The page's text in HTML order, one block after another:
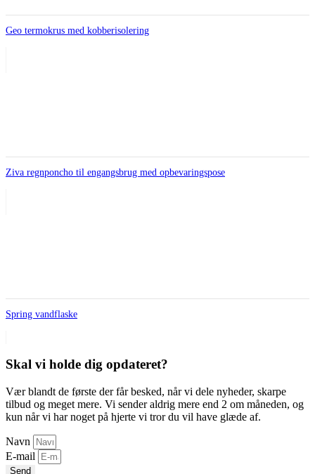
Geo termokrus med kobberisolering
Ziva regnponcho til engangsbrug med opbevaringspose
Spring vandflaske
Skal vi holde dig opdateret?
Vær blandt de første der får besked, når vi dele nyheder, skarpe
tilbud og meget mere. Vi sender aldrig mere end 2 om måneden, og
kun når vi har noget på hjerte vi tror du vil have glæde af.
Navn
E-mail
Send